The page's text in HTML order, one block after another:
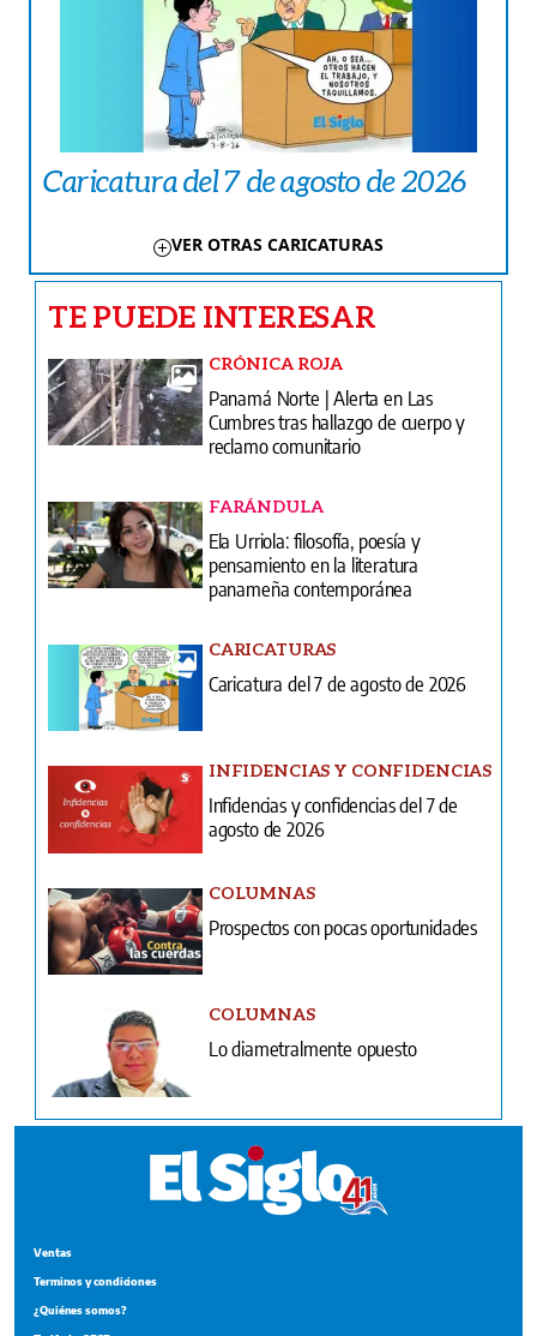
Caricatura del 7 de agosto de 2026
VER OTRAS CARICATURAS
TE PUEDE INTERESAR
CRÓNICA ROJA
Panamá Norte | Alerta en Las
Cumbres tras hallazgo de cuerpo y
reclamo comunitario
FARÁNDULA
Ela Urriola: filosofía, poesía y
pensamiento en la literatura
panameña contemporánea
CARICATURAS
Caricatura del 7 de agosto de 2026
INFIDENCIAS Y CONFIDENCIAS
Infidencias y confidencias del 7 de
agosto de 2026
COLUMNAS
Prospectos con pocas oportunidades
COLUMNAS
Lo diametralmente opuesto
Ventas
Terminos y condiciones
¿Quiénes somos?